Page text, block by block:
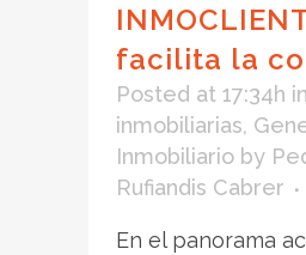
facilita la
Posted at 17:34h in
inmobiliarias,
Inmobiliario by
Rufiandis Cabrer
En el panorama